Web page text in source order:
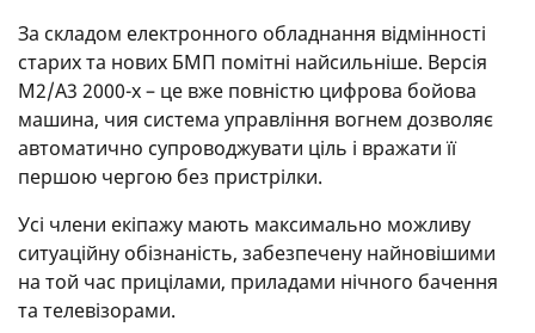
За складом електронного обладнання відмінності
старих та нових БМП помітні найсильніше. Версія
M2/A3 2000-х – це вже повністю цифрова бойова
машина, чия система управління вогнем дозволяє
автоматично супроводжувати ціль і вражати її
першою чергою без пристрілки.
Усі члени екіпажу мають максимально можливу
ситуаційну обізнаність, забезпечену найновішими
на той час прицілами, приладами нічного бачення
та телевізорами.